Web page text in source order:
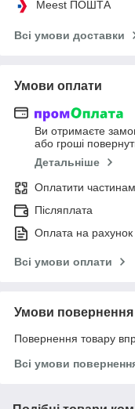
Meest ПОШТА
Всі умови доставки
Умови оплати
Ви отримаєте
або гроші
Детальніше
Оплатити
Післяплата
Оплата на рахунок
Всі умови оплати
Умови повернення
Повернення товару
Всі умови